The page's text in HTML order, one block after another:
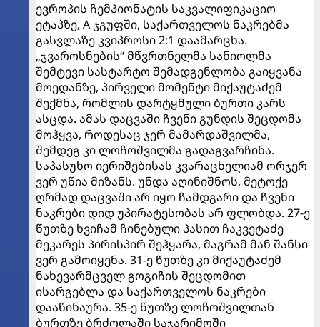
ევროპის ჩემპიონატის საკვალიფიკაციო
ეტაპზე, A ჯგუფში, საქართველოს ნაკრებმა
გასვლაზე კვიპროსი 2:1 დაამარცხა.
„ჯვაროსნების“ მწვრთნელმა სანიოლმა
შემტევი სასტარტო შემადგენლობა გაიყვანა
მოედანზე, პირველი მომენტი მიქაუტაძემ
შექმნა, რომლის დარტყმული ბურთი კარს
ასცდა. ამას დაცვაში ჩვენი გუნდის შეცდომა
მოჰყვა, როდესაც ჯერ მამარდაშვილმა,
შემდეგ კი ლოჩოშვილმა გადაგვარჩინა.
საპასუხო იერიშებისას კვარაცხელიამ ორჯერ
ვერ უწია მიზანს. უნდა აღინიშნოს, მეტოქე
ღრმად დაცვაში არ იყო ჩამდგარი და ჩვენი
ნაკრები დიდ უპირატესობას არ ფლობდა. 27-ე
წუთზე ხვიჩამ ჩინებული პასით ჩაკვეტაძე
მეკარეს პირისპირ შეჰყარა, მაგრამ მან შანსი
ვერ გამოიყენა. 31-ე წუთზე კი მიქაუტაძემ
ნახევარმცველ გოგიჩის შეცდომით
ისარგებლა და საქართველოს ნაკრები
დააწინაურა. 35-ე წუთზე ლოჩოშვილთან
ბურთზე ბრძოლაში საჯარიმოში